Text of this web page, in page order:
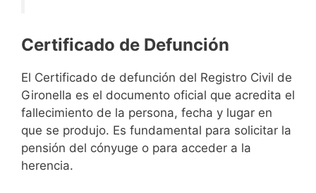
Certificado de Defunción
El Certificado de defunción del Registro Civil de
Gironella es el documento oficial que acredita el
fallecimiento de la persona, fecha y lugar en
que se produjo. Es fundamental para solicitar la
pensión del cónyuge o para acceder a la
herencia.